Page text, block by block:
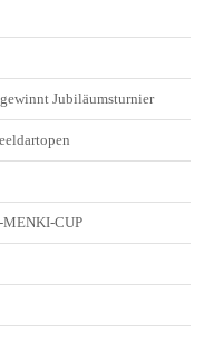
Jubiläumsturnier
CUP